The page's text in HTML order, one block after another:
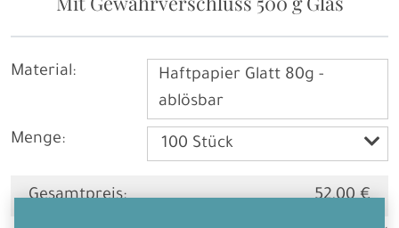
Material:
Haftpapier Glatt 80g -
ablösbar
Menge:
Gesamtpreis: 52,00 €